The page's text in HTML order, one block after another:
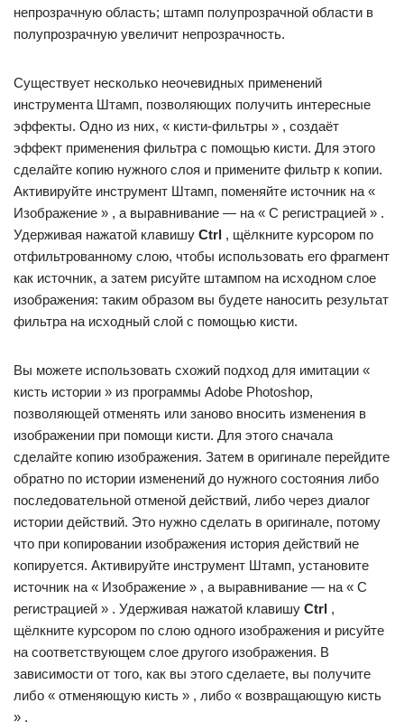
непрозрачную область; штамп полупрозрачной области в
полупрозрачную увеличит непрозрачность.
Существует несколько неочевидных применений
инструмента Штамп, позволяющих получить интересные
эффекты. Одно из них, « кисти-фильтры » , создаёт
эффект применения фильтра с помощью кисти. Для этого
сделайте копию нужного слоя и примените фильтр к копии.
Активируйте инструмент Штамп, поменяйте источник на «
Изображение » , а выравнивание — на « С регистрацией » .
Удерживая нажатой клавишу Ctrl , щёлкните курсором по
отфильтрованному слою, чтобы использовать его фрагмент
как источник, а затем рисуйте штампом на исходном слое
изображения: таким образом вы будете наносить результат
фильтра на исходный слой с помощью кисти.
Вы можете использовать схожий подход для имитации «
кисть истории » из программы Adobe Photoshop,
позволяющей отменять или заново вносить изменения в
изображении при помощи кисти. Для этого сначала
сделайте копию изображения. Затем в оригинале перейдите
обратно по истории изменений до нужного состояния либо
последовательной отменой действий, либо через диалог
истории действий. Это нужно сделать в оригинале, потому
что при копировании изображения история действий не
копируется. Активируйте инструмент Штамп, установите
источник на « Изображение » , а выравнивание — на « С
регистрацией » . Удерживая нажатой клавишу Ctrl ,
щёлкните курсором по слою одного изображения и рисуйте
на соответствующем слое другого изображения. В
зависимости от того, как вы этого сделаете, вы получите
либо « отменяющую кисть » , либо « возвращающую кисть
» .